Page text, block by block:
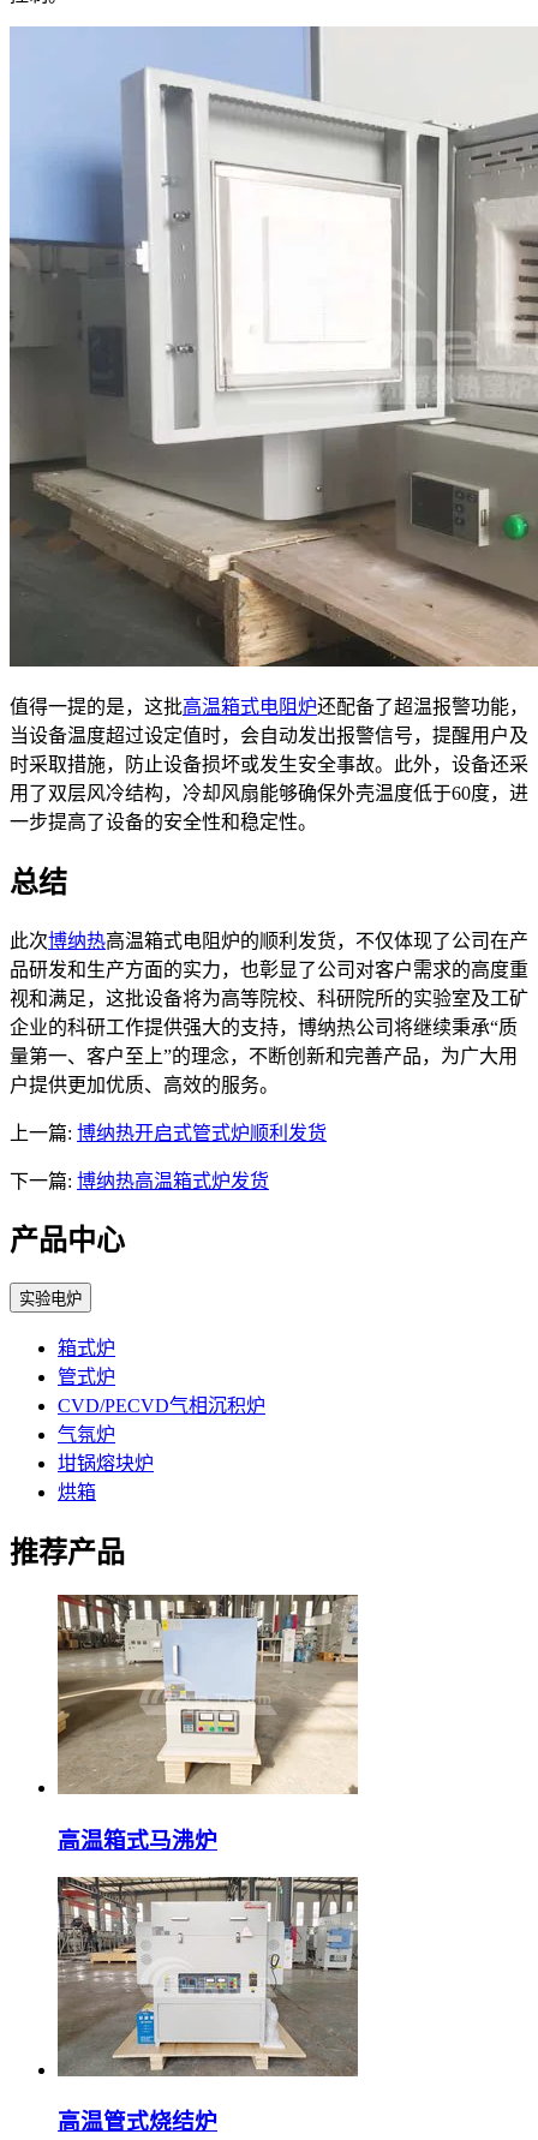
值得一提的是，这批高温箱式电阻炉还配备了超温报警功能，
当设备温度超过设定值时，会自动发出报警信号，提醒用户及
时采取措施，防止设备损坏或发生安全事故。此外，设备还采
用了双层风冷结构，冷却风扇能够确保外壳温度低于60度，进
一步提高了设备的安全性和稳定性。
总结
此次博纳热高温箱式电阻炉的顺利发货，不仅体现了公司在产
品研发和生产方面的实力，也彰显了公司对客户需求的高度重
视和满足，这批设备将为高等院校、科研院所的实验室及工矿
企业的科研工作提供强大的支持，博纳热公司将继续秉承“质
量第一、客户至上”的理念，不断创新和完善产品，为广大用
户提供更加优质、高效的服务。
上一篇: 博纳热开启式管式炉顺利发货
下一篇: 博纳热高温箱式炉发货
产品中心
实验电炉
箱式炉
管式炉
CVD/PECVD气相沉积炉
气氛炉
坩锅熔块炉
烘箱
推荐产品
高温箱式马沸炉
高温管式烧结炉